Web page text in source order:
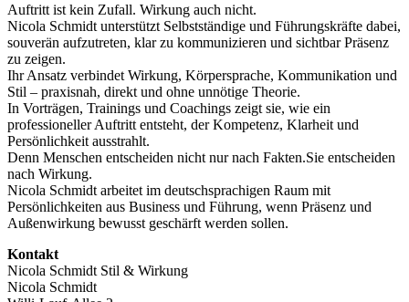
Auftritt ist kein Zufall. Wirkung auch nicht.
Nicola Schmidt unterstützt Selbstständige und Führungskräfte dabei,
souverän aufzutreten, klar zu kommunizieren und sichtbar Präsenz
zu zeigen.
Ihr Ansatz verbindet Wirkung, Körpersprache, Kommunikation und
Stil – praxisnah, direkt und ohne unnötige Theorie.
In Vorträgen, Trainings und Coachings zeigt sie, wie ein
professioneller Auftritt entsteht, der Kompetenz, Klarheit und
Persönlichkeit ausstrahlt.
Denn Menschen entscheiden nicht nur nach Fakten.Sie entscheiden
nach Wirkung.
Nicola Schmidt arbeitet im deutschsprachigen Raum mit
Persönlichkeiten aus Business und Führung, wenn Präsenz und
Außenwirkung bewusst geschärft werden sollen.
Kontakt
Nicola Schmidt Stil & Wirkung
Nicola Schmidt